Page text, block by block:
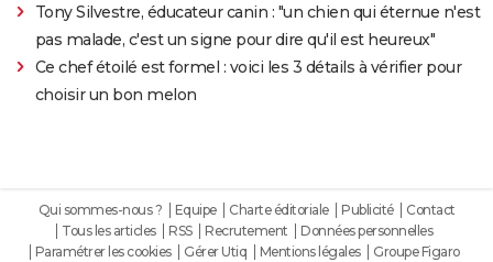
Tony Silvestre, éducateur canin : "un chien qui éternue n'est
pas malade, c'est un signe pour dire qu'il est heureux"
Ce chef étoilé est formel : voici les 3 détails à vérifier pour
choisir un bon melon
Qui sommes-nous ? Equipe Charte éditoriale Publicité
Contact
Tous les articles
RSS Recrutement
Données personnelles
Paramétrer les cookies
Gérer Utiq Mentions légales
Groupe Figaro